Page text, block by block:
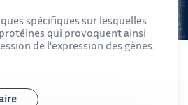
spécifiques sur lesquelles
qui provoquent ainsi
de l'expression des gènes.